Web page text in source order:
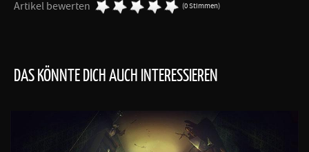
Artikel bewerten (0 Stimmen)
DAS KÖNNTE DICH AUCH INTERESSIEREN